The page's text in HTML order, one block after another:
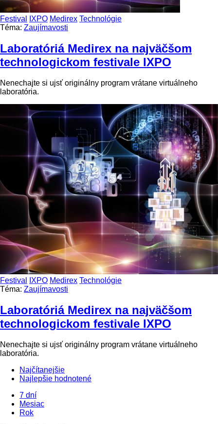
Festival IXPO Medirex Technológie
Téma: Zaujímavosti
Laboratóriá Medirex na najväčšom
technologickom festivale IXPO
Nenechajte si ujsť originálny program vrátane virtuálneho
laboratória.
Festival IXPO Medirex Technológie
Téma: Zaujímavosti
Laboratóriá Medirex na najväčšom
technologickom festivale IXPO
Nenechajte si ujsť originálny program vrátane virtuálneho
laboratória.
Najčítanejšie
Najlepšie hodnotené
7 dní
Mesiac
Rok